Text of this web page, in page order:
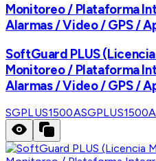
Monitoreo / Plataforma
Alarmas / Video / GPS /
SoftGuard PLUS
Monitoreo / Plataforma
Alarmas / Video / GPS /
SGPLUS1500ASGPLUS1500A